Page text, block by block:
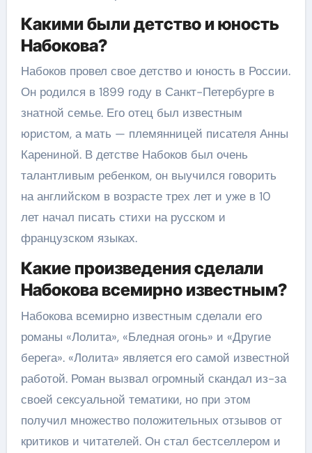
Какими были детство и юность
Набокова?
Набоков провел свое детство и юность в России.
Он родился в 1899 году в Санкт-Петербурге в
знатной семье. Его отец был известным
юристом, а мать — племянницей писателя Анны
Карениной. В детстве Набоков был очень
талантливым ребенком, он выучился говорить
на английском в возрасте трех лет и уже в 10
лет начал писать стихи на русском и
французском языках.
Какие произведения сделали
Набокова всемирно известным?
Набокова всемирно известным сделали его
романы «Лолита», «Бледная огонь» и «Другие
берега». «Лолита» является его самой известной
работой. Роман вызвал огромный скандал из-за
своей сексуальной тематики, но при этом
получил множество положительных отзывов от
критиков и читателей. Он стал бестселлером и